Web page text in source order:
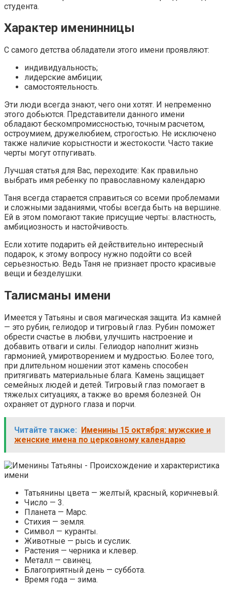
студента.
Характер именинницы
С самого детства обладатели этого имени проявляют:
индивидуальность;
лидерские амбиции;
самостоятельность.
Эти люди всегда знают, чего они хотят. И непременно
этого добьются. Представители данного имени
обладают бескомпромиссностью, точным расчетом,
остроумием, дружелюбием, строгостью. Не исключено
также наличие корыстности и жестокости. Часто такие
черты могут отпугивать.
Лучшая статья для Вас, переходите: Как правильно
выбрать имя ребенку по православному календарю
Таня всегда старается справиться со всеми проблемами
и сложными заданиями, чтобы всегда быть на вершине.
Ей в этом помогают такие присущие черты: властность,
амбициозность и настойчивость.
Если хотите подарить ей действительно интересный
подарок, к этому вопросу нужно подойти со всей
серьезностью. Ведь Таня не признает просто красивые
вещи и безделушки.
Талисманы имени
Имеется у Татьяны и своя магическая защита. Из камней
— это рубин, гелиодор и тигровый глаз. Рубин поможет
обрести счастье в любви, улучшить настроение и
добавить отваги и силы. Гелиодор наполнит жизнь
гармонией, умиротворением и мудростью. Более того,
при длительном ношении этот камень способен
притягивать материальные блага. Камень защищает
семейных людей и детей. Тигровый глаз помогает в
тяжелых ситуациях, а также во время болезней. Он
охраняет от дурного глаза и порчи.
Читайте также: Именины 15 октября: мужские и
женские имена по церковному календарю
Татьянины цвета — желтый, красный, коричневый.
Число — 3.
Планета — Марс.
Стихия — земля.
Символ — куранты.
Животные — рысь и суслик.
Растения — черника и клевер.
Металл — свинец.
Благоприятный день — суббота.
Время года — зима.